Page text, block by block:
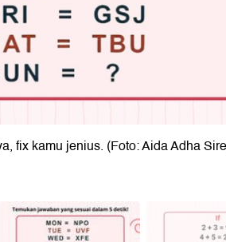
fix kamu jenius. (Foto: Aida Adha